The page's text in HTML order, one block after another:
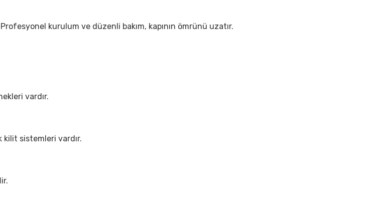
kurulum ve düzenli bakım, kapının ömrünü uzatır.
vardır.
sistemleri vardır.